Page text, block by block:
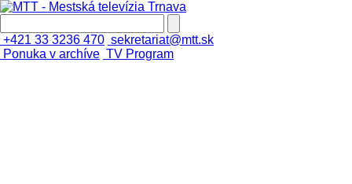
+421 33 3236 470 sekretariat@mtt.sk
Ponuka v archíve TV Program